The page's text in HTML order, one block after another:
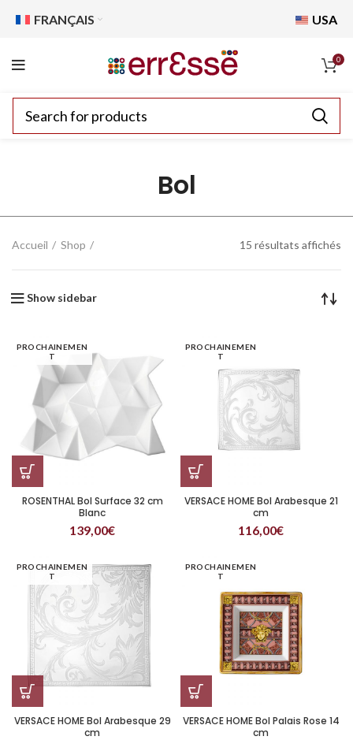
FRANÇAIS USA
0
Bol
Accueil Shop 15 résultats affichés
Show sidebar
PROCHAINEMEN
T
ROSENTHAL Bol Surface 32 cm
Blanc
139,00€
PROCHAINEMEN
T
VERSACE HOME Bol Arabesque 21
cm
116,00€
PROCHAINEMEN
T
VERSACE HOME Bol Arabesque 29
cm
PROCHAINEMEN
T
VERSACE HOME Bol Palais Rose 14
cm